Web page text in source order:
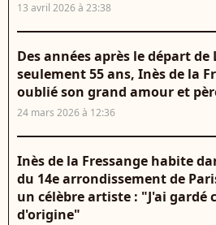
13 avril 2026 à 23:38
Des années après le départ de
seulement 55 ans, Inès de la
oublié son grand amour et
24 mars 2026 à 12:36
Inès de la Fressange habite
du 14e arrondissement de
un célèbre artiste : "J'ai gardé
d'origine"